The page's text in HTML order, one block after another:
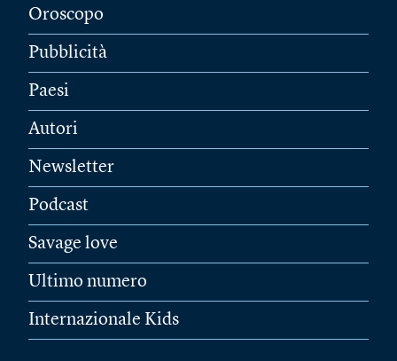
Oroscopo
Pubblicità
Paesi
Autori
Newsletter
Podcast
Savage love
Ultimo numero
Internazionale Kids